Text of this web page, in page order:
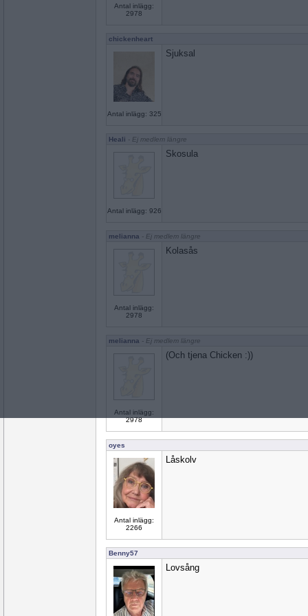
Antal inlägg:
2978
chickenheart
Antal inlägg: 325
Sjuksal
Heali - Ej medlem längre
Antal inlägg: 926
Skosula
melianna - Ej medlem längre
Antal inlägg:
2978
Kolasås
melianna - Ej medlem längre
Antal inlägg:
2978
(Och tjena Chicken :))
oyes
Antal inlägg:
2266
Låskolv
Benny57
Lovsång